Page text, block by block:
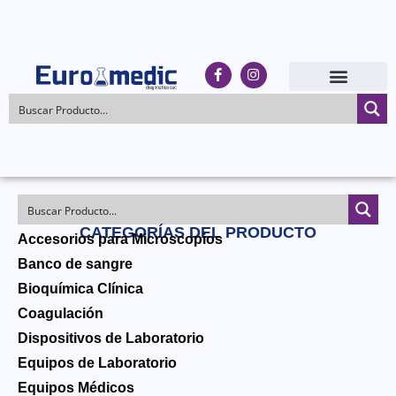
CATEGORÍAS DEL PRODUCTO
Accesorios para Microscopios
Banco de sangre
Bioquímica Clínica
Coagulación
Dispositivos de Laboratorio
Equipos de Laboratorio
Equipos Médicos